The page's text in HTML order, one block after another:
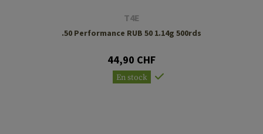
T4E
.50 Performance RUB 50 1.14g 500rds
44,90 CHF
En stock